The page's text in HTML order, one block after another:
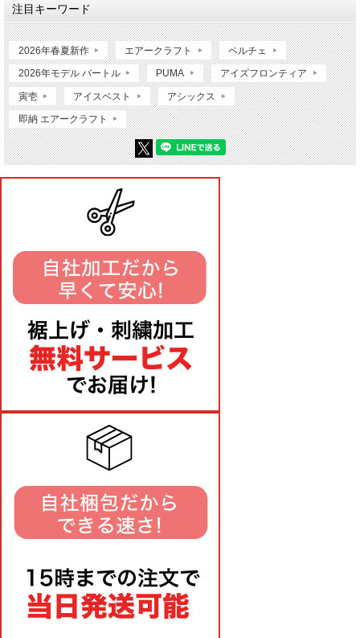
注目キーワード
2026年春夏新作 エアークラフト ペルチェ
2026年モデル バートル PUMA アイズフロンティア
寅壱 アイスベスト アシックス
即納 エアークラフト